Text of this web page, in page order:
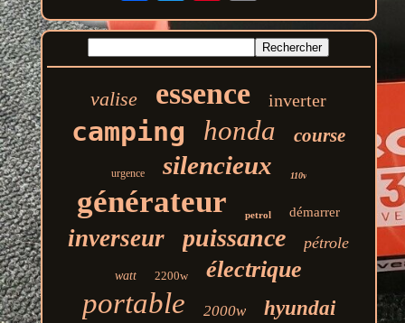
valise essence inverter
camping honda course
urgence silencieux 110v
générateur petrol démarrer
inverseur puissance pétrole
watt 2200w électrique
portable 2000w hyundai